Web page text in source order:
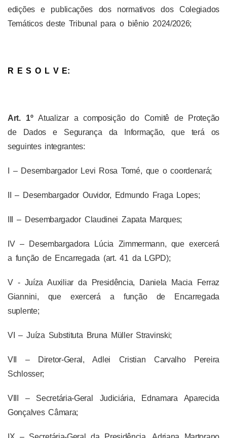
edições e publicações dos normativos dos Colegiados
Temáticos deste Tribunal para o biênio 2024/2026;
R E S O L V E:
Art. 1ºAtualizar a composição do Comitê de Proteção
de Dados e Segurança da Informação, que terá os
seguintes integrantes:
I – Desembargador Levi Rosa Tomé, que o coordenará;
II – Desembargador Ouvidor, Edmundo Fraga Lopes;
III – Desembargador Claudinei Zapata Marques;
IV – Desembargadora Lúcia Zimmermann, que exercerá
a função de Encarregada (art. 41 da LGPD);
V - Juíza Auxiliar da Presidência, Daniela Macia Ferraz
Giannini, que exercerá a função de Encarregada
suplente;
VI – Juíza Substituta Bruna Müller Stravinski;
VII – Diretor-Geral, Adlei Cristian Carvalho Pereira
Schlosser;
VIII – Secretária-Geral Judiciária, Ednamara Aparecida
Gonçalves Câmara;